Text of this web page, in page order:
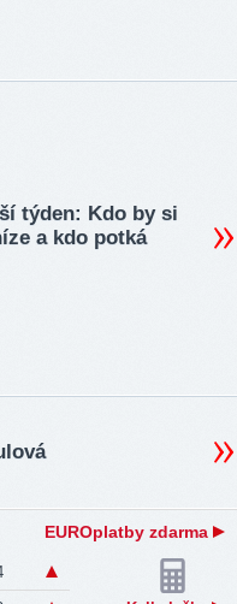
týden: Kdo by si
a kdo potká
EUROplatby zdarma